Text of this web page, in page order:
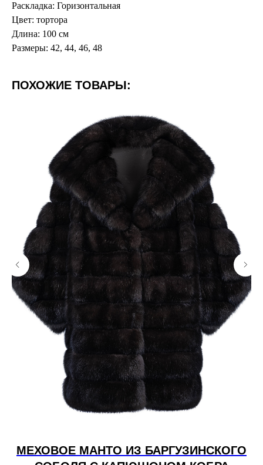
Раскладка: Горизонтальная
Цвет: тортора
Длина: 100 см
Размеры: 42, 44, 46, 48
ПОХОЖИЕ ТОВАРЫ:
МЕХОВОЕ МАНТО ИЗ БАРГУЗИНСКОГО